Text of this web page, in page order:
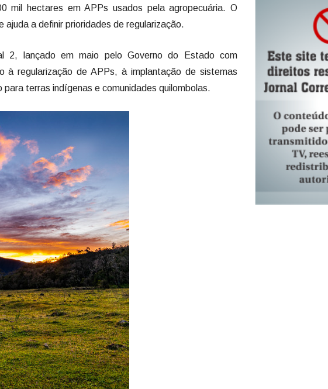
mil hectares em APPs usados pela agropecuária. O
a definir prioridades de regularização.
2, lançado em maio pelo Governo do Estado com
à regularização de APPs, à implantação de sistemas
terras indígenas e comunidades quilombolas.